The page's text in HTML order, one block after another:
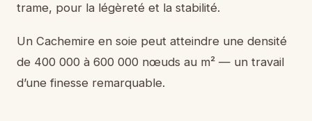
trame, pour la légèreté et la stabilité.
Un Cachemire en soie peut atteindre une densité
de 400 000 à 600 000 nœuds au m² — un travail
d’une finesse remarquable.